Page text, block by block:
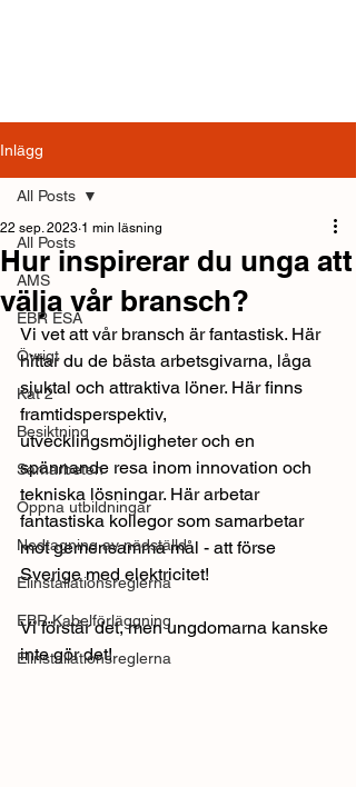
Inlägg
All Posts
AMS
EBR ESA
Övrigt
Kat 2
Besiktning
Samarbeten
Öppna utbildningar
Nedtagning av nödställd
Elinstallationsreglerna
EBR Kabelförläggning
Elinstallationsreglerna
All Posts
Hur inspirerar du unga att
välja vår bransch?
22 sep. 2023 1 min läsning
Vi vet att vår bransch är fantastisk. Här
hittar du de bästa arbetsgivarna, låga
sjuktal och attraktiva löner. Här finns
framtidsperspektiv,
utvecklingsmöjligheter och en
spännande resa inom innovation och
tekniska lösningar. Här arbetar
fantastiska kollegor som samarbetar
mot gemensamma mål - att förse
Sverige med elektricitet!
Vi förstår det, men ungdomarna kanske
inte gör det!